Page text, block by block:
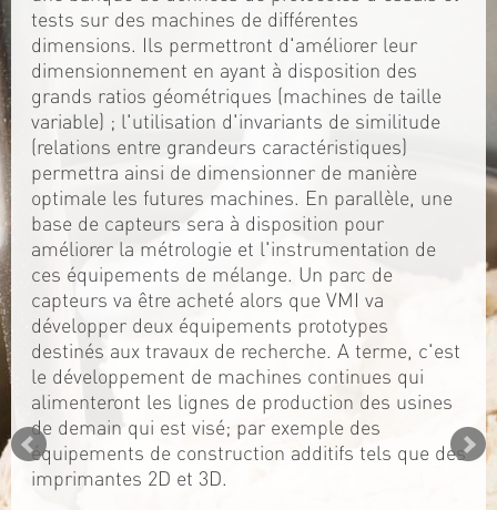
tests sur des machines de différentes
dimensions. Ils permettront d'améliorer leur
dimensionnement en ayant à disposition des
grands ratios géométriques (machines de taille
variable) ; l'utilisation d'invariants de similitude
(relations entre grandeurs caractéristiques)
permettra ainsi de dimensionner de manière
optimale les futures machines. En parallèle, une
base de capteurs sera à disposition pour
améliorer la métrologie et l'instrumentation de
ces équipements de mélange. Un parc de
capteurs va être acheté alors que VMI va
développer deux équipements prototypes
destinés aux travaux de recherche. A terme, c'est
le développement de machines continues qui
alimenteront les lignes de production des usines
de demain qui est visé; par exemple des
équipements de construction additifs tels que des
imprimantes 2D et 3D.